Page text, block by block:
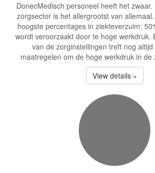
DonecMedisch personeel heeft het
zorgsector is het allergrootst van
hoogste percentages in ziekteverzuim:
wordt veroorzaakt door te hoge werkdruk.
van de zorginstellingen treft nog
maatregelen om de hoge werkdruk in de
View details »